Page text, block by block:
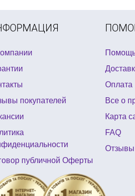
покупателей
публичной Оферты
Оплата
Все о
Карта
FAQ
Отзывы